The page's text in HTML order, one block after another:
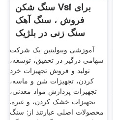
سنگ شکن Vsi برای
فروش ، سنگ آهک
سنگ زنی در بلژیک
تامین کننده
آموزشی ویبولیتین یک شرکت
سهامی درگیر در تحقیق، توسعه،
تولید و فروش تجهیزات خرد
کردن، تجهیزات شن و ماسه،
تجهیزات پردازش مواد معدنی،
تجهیزات خشک کردن، و غیره.
محصولات اصلی عبارتند از: سنگ